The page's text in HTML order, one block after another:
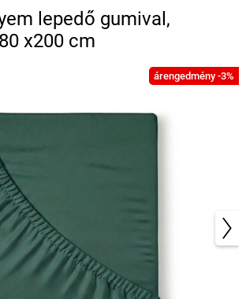
lepedő gumival,
x200 cm
árengedmény -3%